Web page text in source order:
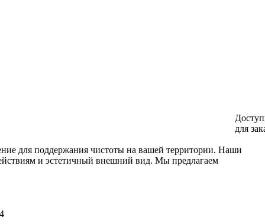
для
для поддержания чистоты на вашей территории. Наши
и эстетичный внешний вид. Мы предлагаем